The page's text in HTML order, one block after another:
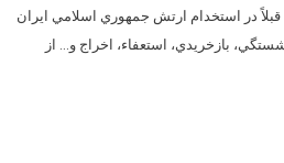
در استخدام ارتش جمهوري اسلامي ايران
بازخريدي، استعفاء، اخراج و… از